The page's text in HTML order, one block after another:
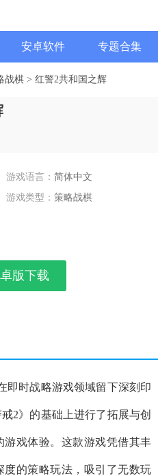
安卓软件 专题合集
战棋 > 红警2共和国之辉
游戏语言：简体中文
游戏类型：策略战棋
版下载
即时战略游戏领域留下深刻印
2》的基础上进行了拓展与创
戏体验。这款游戏凭借其丰
的策略玩法，吸引了无数玩